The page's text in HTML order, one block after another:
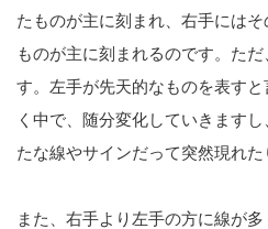
たものが主に刻まれ、右手には
ものが主に刻まれるのです。た
す。左手が先天的なものを表す
く中で、随分変化していきます
たな線やサインだって突然現れた
また、右手より左手の方に線が